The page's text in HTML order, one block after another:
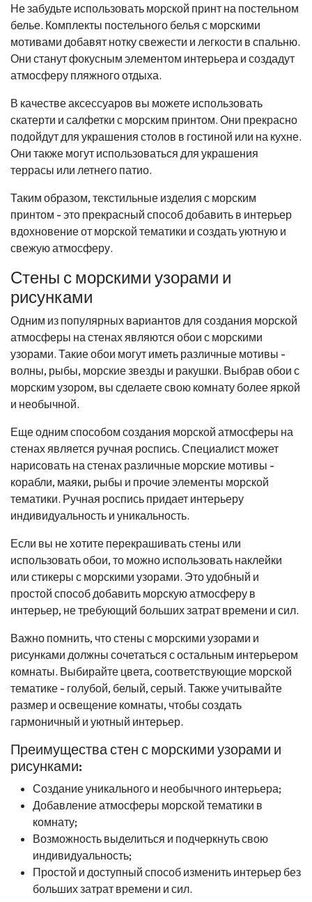
Не забудьте использовать морской принт на постельном
белье. Комплекты постельного белья с морскими
мотивами добавят нотку свежести и легкости в спальню.
Они станут фокусным элементом интерьера и создадут
атмосферу пляжного отдыха.
В качестве аксессуаров вы можете использовать
скатерти и салфетки с морским принтом. Они прекрасно
подойдут для украшения столов в гостиной или на кухне.
Они также могут использоваться для украшения
террасы или летнего патио.
Таким образом, текстильные изделия с морским
принтом - это прекрасный способ добавить в интерьер
вдохновение от морской тематики и создать уютную и
свежую атмосферу.
Стены с морскими узорами и
рисунками
Одним из популярных вариантов для создания морской
атмосферы на стенах являются обои с морскими
узорами. Такие обои могут иметь различные мотивы -
волны, рыбы, морские звезды и ракушки. Выбрав обои с
морским узором, вы сделаете свою комнату более яркой
и необычной.
Еще одним способом создания морской атмосферы на
стенах является ручная роспись. Специалист может
нарисовать на стенах различные морские мотивы -
корабли, маяки, рыбы и прочие элементы морской
тематики. Ручная роспись придает интерьеру
индивидуальность и уникальность.
Если вы не хотите перекрашивать стены или
использовать обои, то можно использовать наклейки
или стикеры с морскими узорами. Это удобный и
простой способ добавить морскую атмосферу в
интерьер, не требующий больших затрат времени и сил.
Важно помнить, что стены с морскими узорами и
рисунками должны сочетаться с остальным интерьером
комнаты. Выбирайте цвета, соответствующие морской
тематике - голубой, белый, серый. Также учитывайте
размер и освещение комнаты, чтобы создать
гармоничный и уютный интерьер.
Преимущества стен с морскими узорами и
рисунками:
Создание уникального и необычного интерьера;
Добавление атмосферы морской тематики в
комнату;
Возможность выделиться и подчеркнуть свою
индивидуальность;
Простой и доступный способ изменить интерьер без
больших затрат времени и сил.